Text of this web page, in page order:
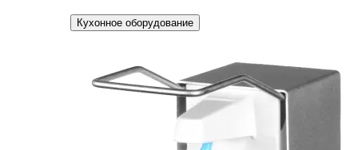
Кухонное оборудование